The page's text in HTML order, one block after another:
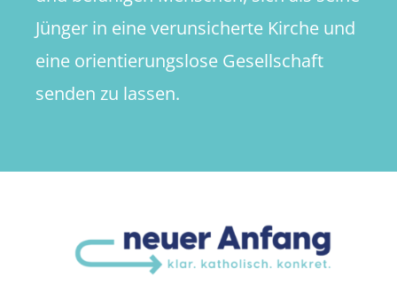
Jünger in eine verunsicherte Kirche und
eine orientierungslose Gesellschaft
senden zu lassen.